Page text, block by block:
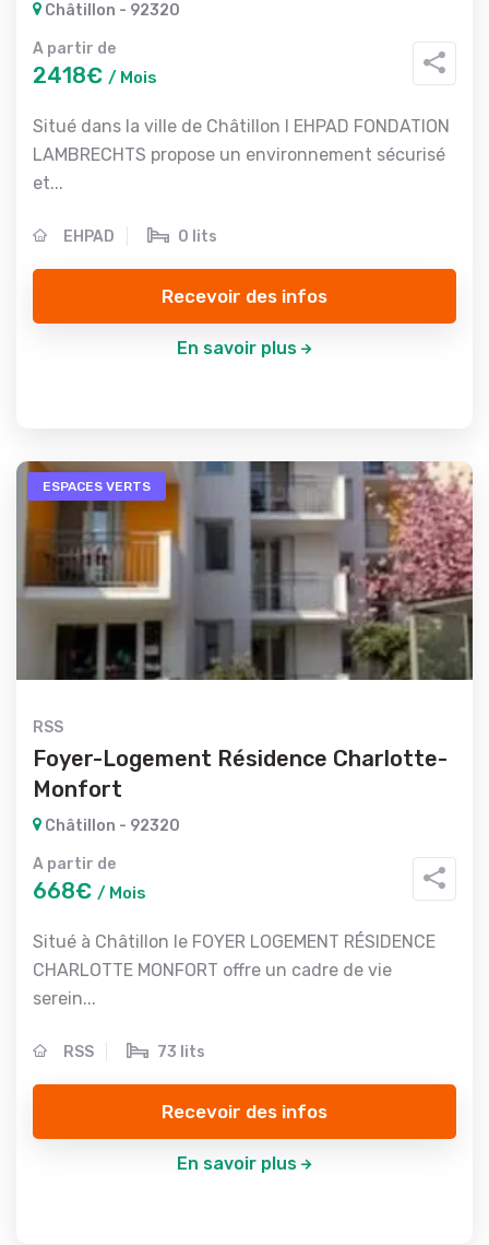
Châtillon - 92320
A partir de
2418€ / Mois
Situé dans la ville de Châtillon l EHPAD FONDATION
LAMBRECHTS propose un environnement sécurisé
et...
EHPAD 0 lits
Recevoir des infos
En savoir plus
ESPACES VERTS
RSS
Foyer-Logement Résidence Charlotte-
Monfort
Châtillon - 92320
A partir de
668€ / Mois
Situé à Châtillon le FOYER LOGEMENT RÉSIDENCE
CHARLOTTE MONFORT offre un cadre de vie
serein...
RSS 73 lits
Recevoir des infos
En savoir plus